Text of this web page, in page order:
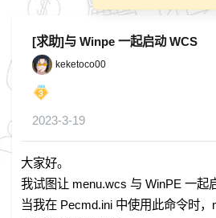
[求助]与 Winpe 一起启动 WCS
keketoco00
2023-3-19
大家好。
我试图让 menu.wcs 与 WinPE 一起
当我在 Pecmd.ini 中使用此命令时